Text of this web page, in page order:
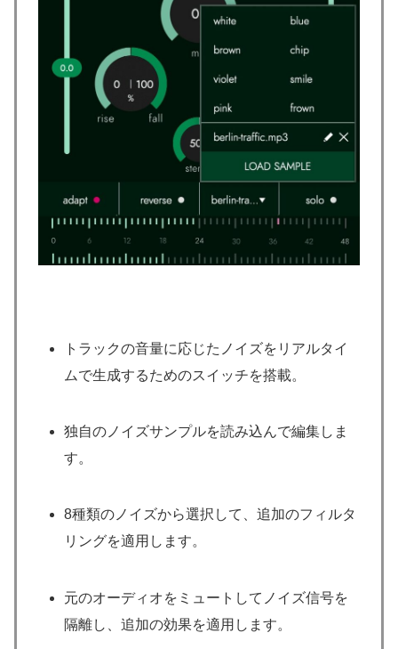
トラックの音量に応じたノイズをリアルタイ
ムで生成するためのスイッチを搭載。
独自のノイズサンプルを読み込んで編集しま
す。
8種類のノイズから選択して、追加のフィルタ
リングを適用します。
元のオーディオをミュートしてノイズ信号を
隔離し、追加の効果を適用します。